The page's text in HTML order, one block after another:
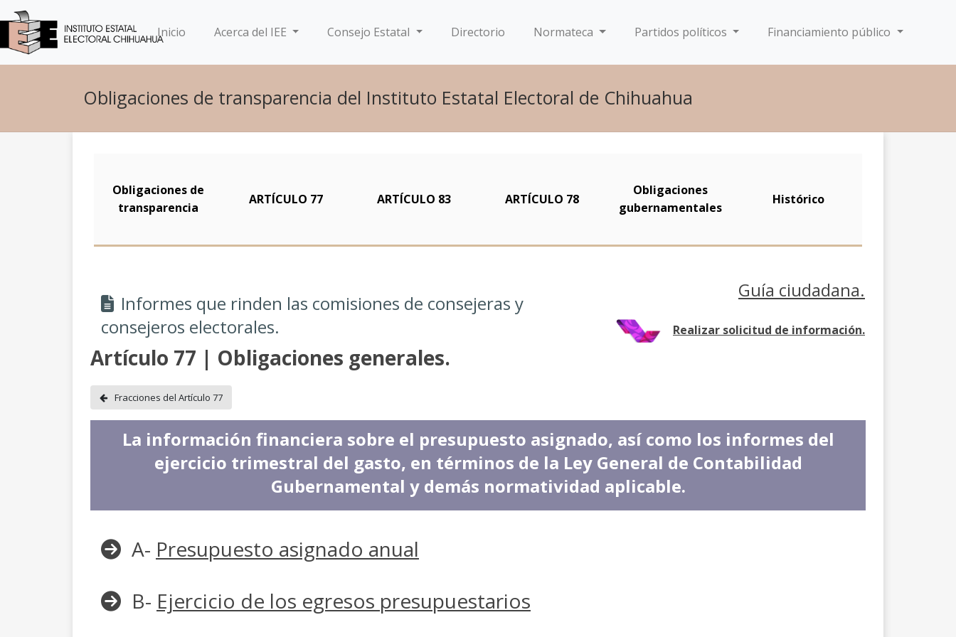
Inicio(current)Acerca del IEE Consejo Estatal Directorio Normateca Partidos políticos Financiamiento público
Obligaciones de transparencia del Instituto Estatal Electoral de Chihuahua
Obligaciones de
transparencia
ARTÍCULO 77 ARTÍCULO 83 ARTÍCULO 78
Obligaciones
gubernamentales
Histórico
Guía ciudadana.
Realizar solicitud de información.
Informes que rinden las comisiones de consejeras y
consejeros electorales.
Artículo 77 | Obligaciones generales.
Fracciones del Artículo 77
La información financiera sobre el presupuesto asignado, así como los informes del
ejercicio trimestral del gasto, en términos de la Ley General de Contabilidad
Gubernamental y demás normatividad aplicable.
A- Presupuesto asignado anual
B- Ejercicio de los egresos presupuestarios